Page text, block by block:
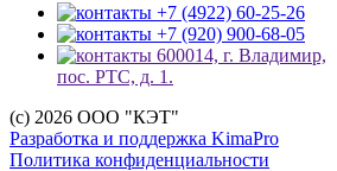
+7 (4922) 60-25-26
+7 (920) 900-68-05
600014, г. Владимир,
пос. РТС, д. 1.
(c) 2026 ООО "КЭТ"
Разработка и поддержка KimaPro
Политика конфиденциальности